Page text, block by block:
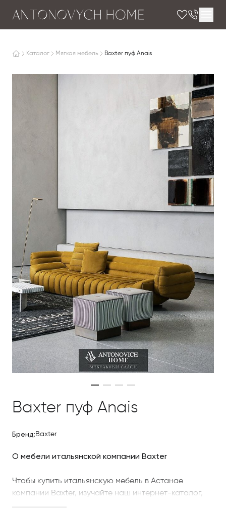
Каталог Мягкая мебель Baxter пуф Anais
Baxter пуф Anais
Бренд: Baxter
О мебели итальянской компании Baxter
Чтобы купить итальянскую мебель в Астанае
компании Baxter, изучайте наш интернет-каталог,